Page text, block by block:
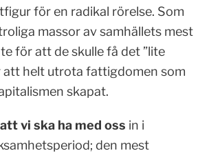
för en radikal rörelse. Som
massor av samhällets mest
för att de skulle få det ”lite
att helt utrota fattigdomen som
skapat.
vi ska ha med oss in i
den mest